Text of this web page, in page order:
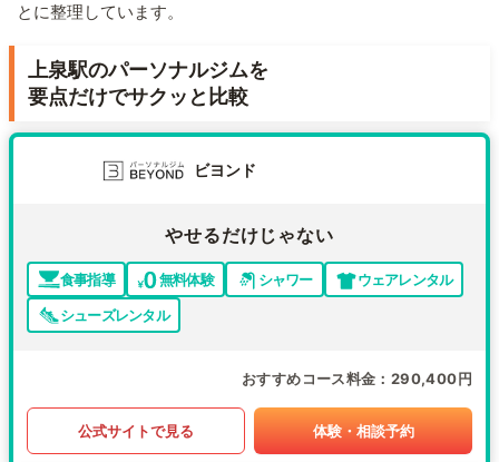
とに整理しています。
上泉駅のパーソナルジムを
要点だけでサクッと比較
ビヨンド
やせるだけじゃない
食事指導 無料体験 シャワー
ウェアレンタル
シューズレンタル
おすすめコース料金 290,400円
公式サイトで見る 体験・相談予約